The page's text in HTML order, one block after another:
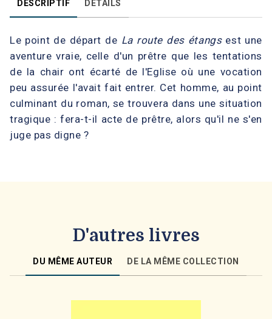
DESCRIPTIF DÉTAILS
Le point de départ de La route des étangsest une
aventure vraie, celle d'un prêtre que les tentations
de la chair ont écarté de l'Eglise où une vocation
peu assurée l'avait fait entrer. Cet homme, au point
culminant du roman, se trouvera dans une situation
tragique : fera-t-il acte de prêtre, alors qu'il ne s'en
juge pas digne ?
D'autres livres
DU MÊME AUTEUR DE LA MÊME COLLECTION